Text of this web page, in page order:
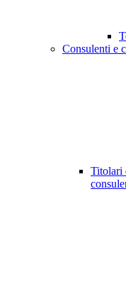
Consulenti e
Titolari